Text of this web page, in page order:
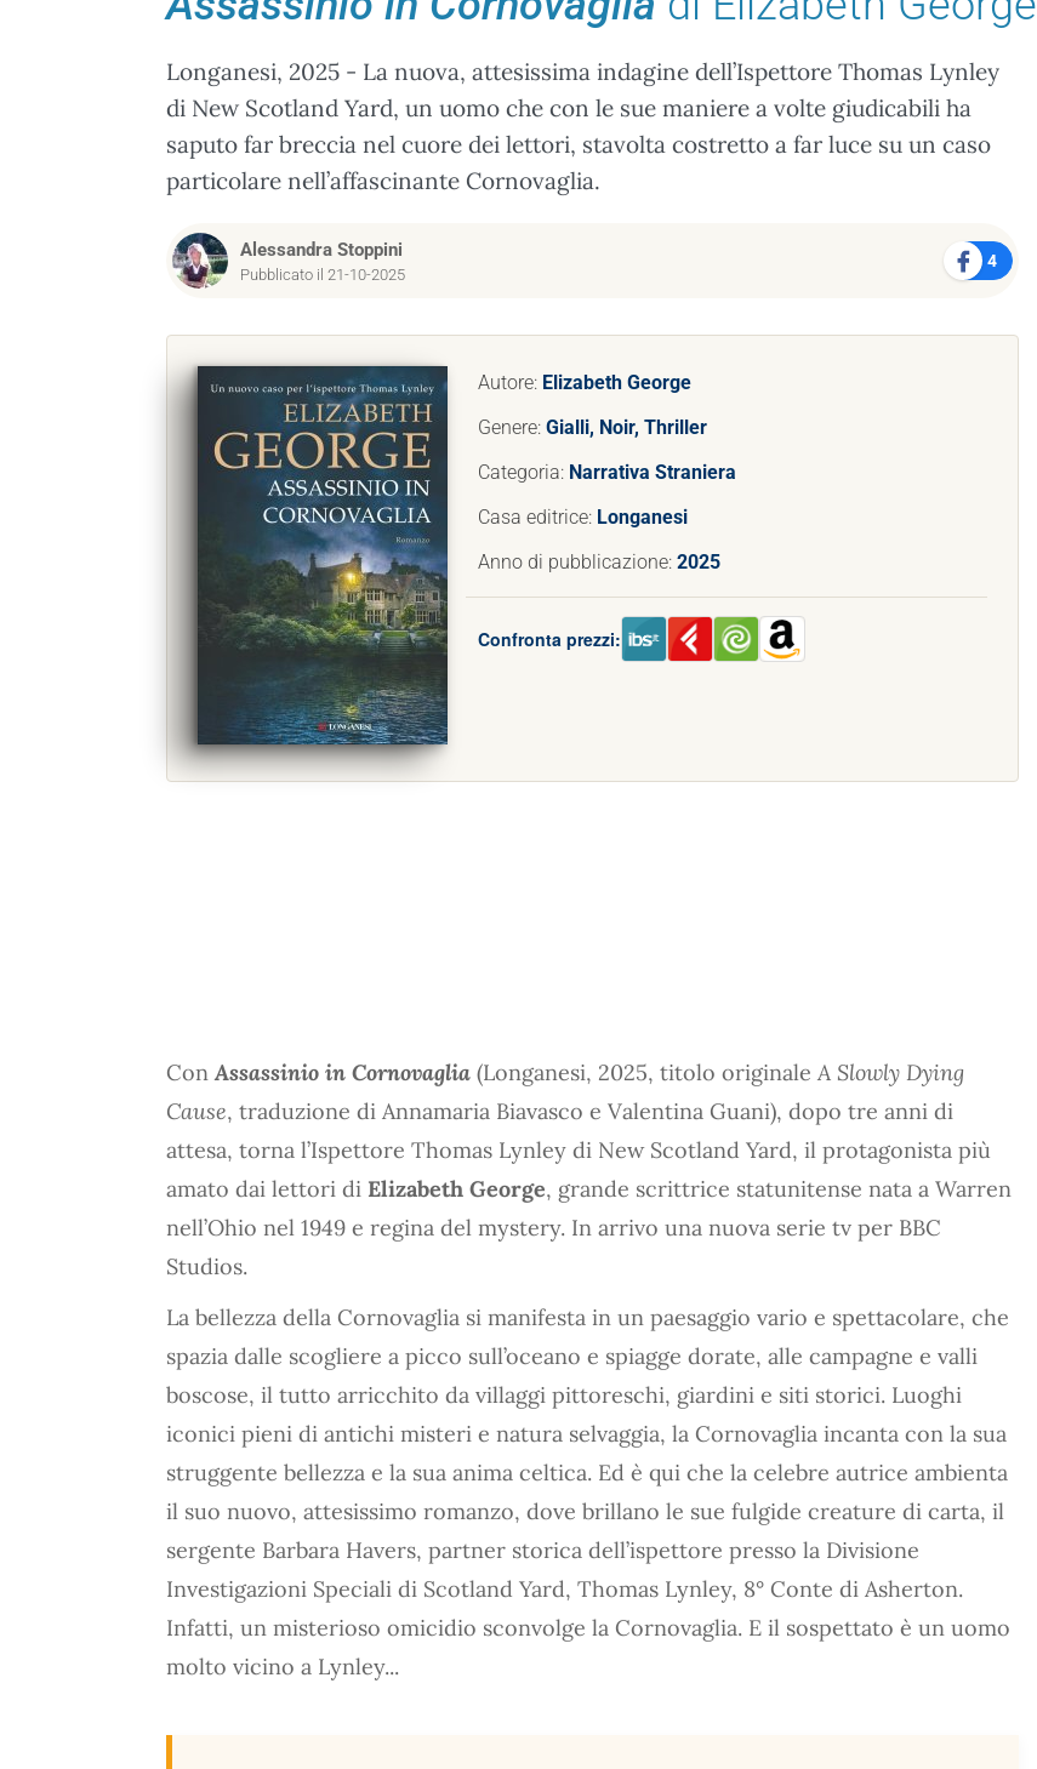
Longanesi, 2025 - La nuova, attesissima indagine dell’Ispettore Thomas Lynley
di New Scotland Yard, un uomo che con le sue maniere a volte giudicabili ha
saputo far breccia nel cuore dei lettori, stavolta costretto a far luce su un caso
particolare nell’affascinante Cornovaglia.
Alessandra Stoppini
Pubblicato il 21-10-2025
4
Autore: Elizabeth George
Genere: Gialli, Noir, Thriller
Categoria: Narrativa Straniera
Casa editrice: Longanesi
Anno di pubblicazione: 2025
Confronta prezzi:
ConAssassinio in Cornovaglia (Longanesi, 2025, titolo originale A Slowly Dying
Cause, traduzione di Annamaria Biavasco e Valentina Guani), dopo tre anni di
attesa, torna l’Ispettore Thomas Lynley di New Scotland Yard, il protagonista più
amato dai lettori di Elizabeth George, grande scrittrice statunitense nata a Warren
nell’Ohio nel 1949 e regina del mystery. In arrivo una nuova serie tv per BBC
Studios.
La bellezza della Cornovaglia si manifesta in un paesaggio vario e spettacolare, che
spazia dalle scogliere a picco sull’oceano e spiagge dorate, alle campagne e valli
boscose, il tutto arricchito da villaggi pittoreschi, giardini e siti storici. Luoghi
iconici pieni di antichi misteri e natura selvaggia, la Cornovaglia incanta con la sua
struggente bellezza e la sua anima celtica. Ed è qui che la celebre autrice ambienta
il suo nuovo, attesissimo romanzo, dove brillano le sue fulgide creature di carta, il
sergente Barbara Havers, partner storica dell’ispettore presso la Divisione
Investigazioni Speciali di Scotland Yard, Thomas Lynley, 8° Conte di Asherton.
Infatti, un misterioso omicidio sconvolge la Cornovaglia. E il sospettato è un uomo
molto vicino a Lynley...